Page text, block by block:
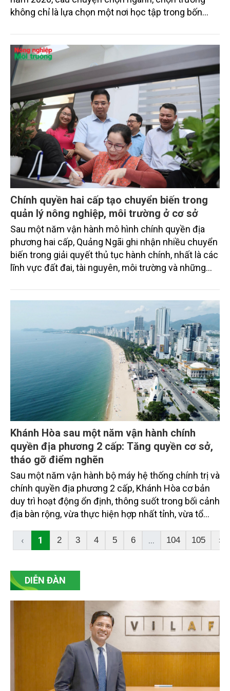
không chỉ là lựa chọn một nơi học tập trong bốn
trị sống và cách người trẻ tham gia vào tương lai
phát triển của đất nước.
Chính quyền hai cấp tạo chuyển biến trong
quản lý nông nghiệp, môi trường ở cơ sở
Sau một năm vận hành mô hình chính quyền địa
phương hai cấp, Quảng Ngãi ghi nhận nhiều chuyển
biến trong giải quyết thủ tục hành chính, nhất là các
lĩnh vực đất đai, tài nguyên, môi trường và những
cấp mạnh về cơ sở không chỉ rút ngắn thời gian xử
lý hồ sơ mà còn giúp chính quyền chủ động hơn
trong quản lý, đưa dịch vụ công đến gần người dân
từ vùng ven biển đến miền núi.
Khánh Hòa sau một năm vận hành chính
quyền địa phương 2 cấp: Tăng quyền cơ sở,
tháo gỡ điểm nghẽn
Sau một năm vận hành bộ máy hệ thống chính trị và
chính quyền địa phương 2 cấp, Khánh Hòa cơ bản
duy trì hoạt động ổn định, thông suốt trong bối cảnh
địa bàn rộng, vừa thực hiện hợp nhất tỉnh, vừa tổ
quyền giữa cấp tỉnh với cấp xã.
‹ 1 2 3 4 5 6 ... 104 105 ›
DIỄN ĐÀN